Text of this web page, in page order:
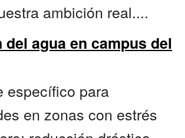
ambición real....
del agua en campus del
específico para
en zonas con estrés